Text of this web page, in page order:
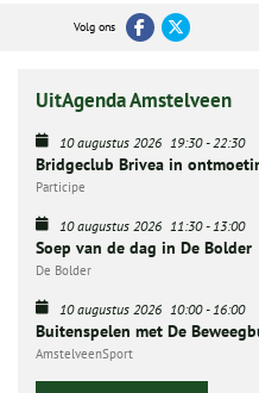
Volg ons
UitAgenda Amstelveen
10 augustus 2026 19:30-22:30
Bridgeclub Brivea in
Participe
10 augustus 2026 11:30-13:00
Soep van de dag in De Bolder
De Bolder
10 augustus 2026 10:00-16:00
Buitenspelen met De
AmstelveenSport